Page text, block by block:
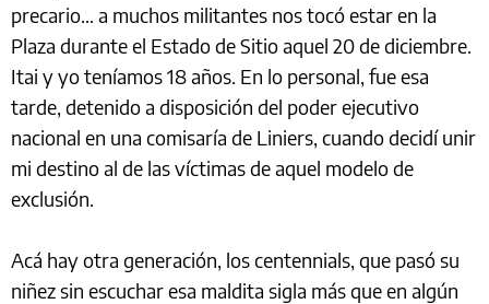
precario… a muchos militantes nos tocó estar en la
Plaza durante el Estado de Sitio aquel 20 de diciembre.
Itai y yo teníamos 18 años. En lo personal, fue esa
tarde, detenido a disposición del poder ejecutivo
nacional en una comisaría de Liniers, cuando decidí unir
mi destino al de las víctimas de aquel modelo de
exclusión.
Acá hay otra generación, los centennials, que pasó su
niñez sin escuchar esa maldita sigla más que en algún